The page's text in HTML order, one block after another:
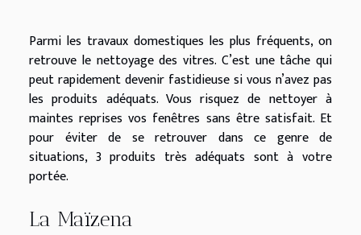
Parmi les travaux domestiques les plus fréquents, on
retrouve le nettoyage des vitres. C’est une tâche qui
peut rapidement devenir fastidieuse si vous n’avez pas
les produits adéquats. Vous risquez de nettoyer à
maintes reprises vos fenêtres sans être satisfait. Et
pour éviter de se retrouver dans ce genre de
situations, 3 produits très adéquats sont à votre
portée.
La Maïzena